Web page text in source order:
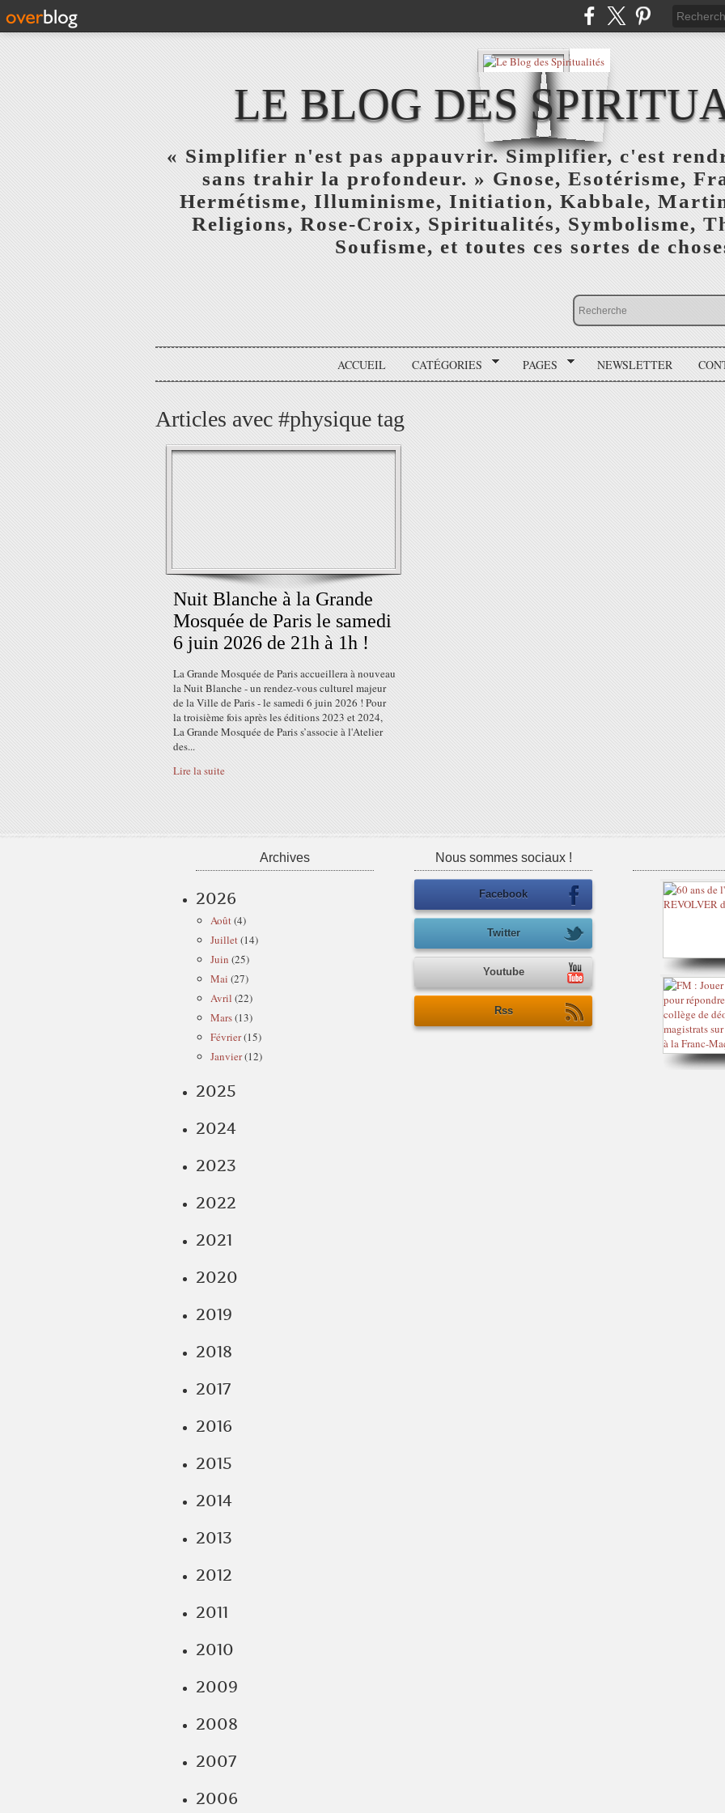
LE BLOG DES
« Simplifier n'est pas appauvrir. Simplifier, c'est
sans trahir la profondeur. » Gnose, Esotérisme,
Hermétisme, Illuminisme, Initiation, Kabbale,
Religions, Rose-Croix, Spiritualités, Symbolisme,
Soufisme, et toutes ces sortes de
ACCUEIL CATÉGORIES PAGES NEWSLETTER
Articles avec #physique tag
Nuit Blanche à la Grande
Mosquée de Paris le samedi
6 juin 2026 de 21h à 1h !
La Grande Mosquée de Paris accueillera à nouveau
la Nuit Blanche - un rendez-vous culturel majeur
de la Ville de Paris - le samedi 6 juin 2026 ! Pour
la troisième fois après les éditions 2023 et 2024,
La Grande Mosquée de Paris s’associe à l'Atelier
des...
Lire la suite
Archives
2026
Août(4)
Juillet(14)
Juin (25)
Mai (27)
Avril (22)
Mars(13)
Février(15)
Janvier(12)
2025
2024
2023
2022
2021
2020
2019
2018
2017
2016
2015
2014
2013
2012
2011
2010
2009
2008
2007
2006
Nous sommes sociaux !
Facebook
Twitter
Youtube
Rss